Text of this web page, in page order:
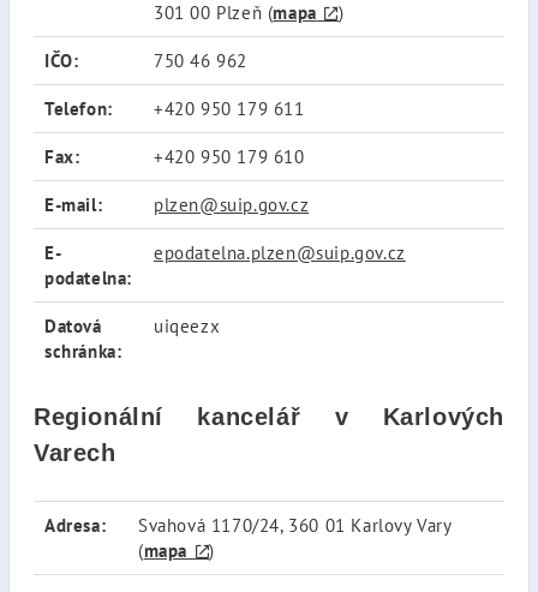
301 00 Plzeň (mapa )
IČO: 750 46 962
Telefon: +420 950 179 611
Fax: +420 950 179 610
E-mail: plzen@suip.gov.cz
E-
podatelna:
epodatelna.plzen@suip.gov.cz
Datová
schránka:
uiqeezx
Regionální kancelář v Karlových
Varech
Adresa:
Svahová 1170/24, 360 01 Karlovy Vary
(mapa )